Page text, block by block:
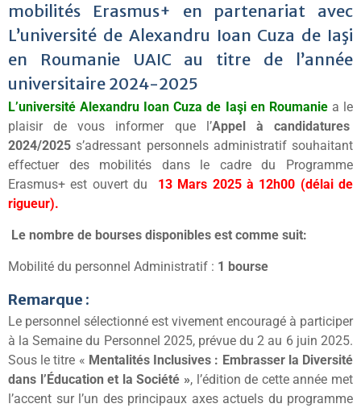
mobilités Erasmus+ en partenariat avec
L’université de Alexandru Ioan Cuza de Iaşi
en Roumanie UAIC au titre de l’année
universitaire 2024-2025
L’université Alexandru Ioan Cuza de Iaşi en Roumanie a le
plaisir de vous informer que l’Appel à candidatures
2024/2025 s’adressant personnels administratif souhaitant
effectuer des mobilités dans le cadre du Programme
Erasmus+ est ouvert du
13 Mars 2025 à 12h00 (délai de
rigueur).
Le nombre de bourses disponibles est comme suit:
Mobilité du personnel Administratif : 1 bourse
Remarque :
Le personnel sélectionné est vivement encouragé à participer
à la Semaine du Personnel 2025, prévue du 2 au 6 juin 2025.
Sous le titre « Mentalités Inclusives : Embrasser la Diversité
dans l’Éducation et la Société », l’édition de cette année met
l’accent sur l’un des principaux axes actuels du programme